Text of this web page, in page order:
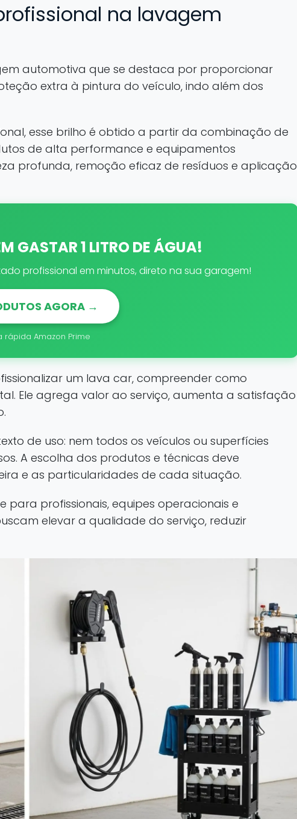
na lavagem
automotiva que se destaca por proporcionar
extra à pintura do veículo, indo além dos
esse brilho é obtido a partir da combinação de
de alta performance e equipamentos
profunda, remoção eficaz de resíduos e aplicação
GASTAR 1 LITRO DE ÁGUA!
profissional em minutos, direto na sua garagem!
AGORA →
rápida Amazon Prime
um lava car, compreender como
Ele agrega valor ao serviço, aumenta a satisfação
de uso: nem todos os veículos ou superfícies
A escolha dos produtos e técnicas deve
e as particularidades de cada situação.
para profissionais, equipes operacionais e
elevar a qualidade do serviço, reduzir